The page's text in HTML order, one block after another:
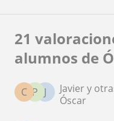
21
alumnos de
J
P
C
Javier y
Óscar